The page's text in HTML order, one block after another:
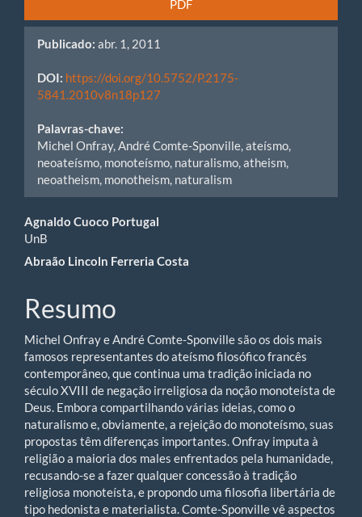
PDF
Publicado: abr. 1, 2011
DOI: https://doi.org/10.5752/P.2175-
5841.2010v8n18p127
Palavras-chave:
Michel Onfray, André Comte-Sponville, ateísmo,
neoateísmo, monoteísmo, naturalismo, atheism,
neoatheism, monotheism, naturalism
Conteúdo
do
principal
Agnaldo Cuoco Portugal
UnB
Abraão Lincoln Ferreria Costa
Resumo
Michel Onfray e André Comte-Sponville são os dois mais
famosos representantes do ateísmo filosófico francês
contemporâneo, que continua uma tradição iniciada no
século XVIII de negação irreligiosa da noção monoteísta de
Deus. Embora compartilhando várias ideias, como o
naturalismo e, obviamente, a rejeição do monoteísmo, suas
propostas têm diferenças importantes. Onfray imputa à
religião a maioria dos males enfrentados pela humanidade,
recusando-se a fazer qualquer concessão à tradição
religiosa monoteísta, e propondo uma filosofia libertária de
tipo hedonista e materialista. Comte-Sponville vê aspectos